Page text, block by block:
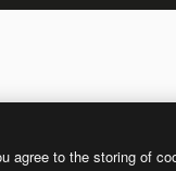
agree to the storing of